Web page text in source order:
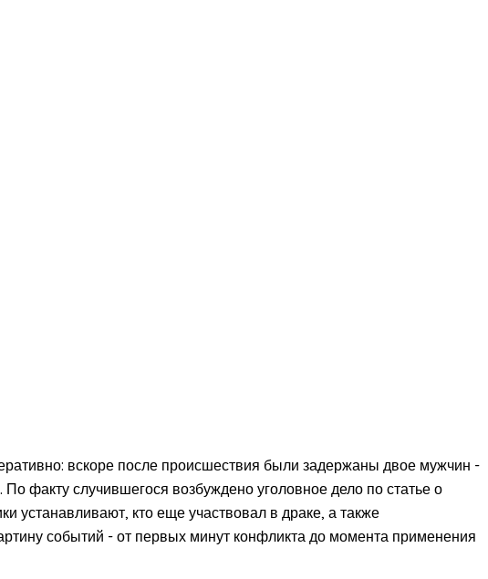
вскоре после происшествия были задержаны двое мужчин -
По факту случившегося возбуждено уголовное дело по статье о
устанавливают, кто еще участвовал в драке, а также
событий - от первых минут конфликта до момента применения